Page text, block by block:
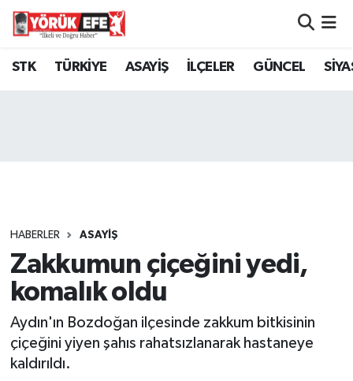
STK TÜRKİYE ASAYİŞ İLÇELER GÜNCEL
HABERLER ASAYİŞ
Zakkumun çiçeğini yedi,
komalık oldu
Aydın'ın Bozdoğan ilçesinde zakkum bitkisinin
çiçeğini yiyen şahıs rahatsızlanarak hastaneye
kaldırıldı.
Aydın Nöbetçi Eczaneler
Tüm Manşetler
Son Dakika Haberleri
Haber Arşivi